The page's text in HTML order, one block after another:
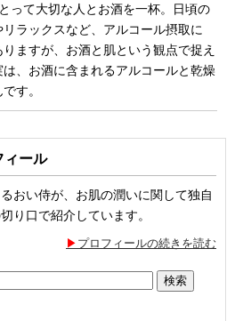
って大切な人とお酒を一杯。日頃の
ラックスなど、アルコール摂取に
ますが、お酒と肌という観点で捉え
、お酒に含まれるアルコールと乾燥
す。
ィール
るおい侍が、お肌の潤いに関して独自
り口で紹介しています。
プロフィールの続きを読む